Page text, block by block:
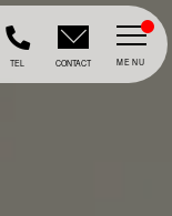
TEL CONTACT MENU